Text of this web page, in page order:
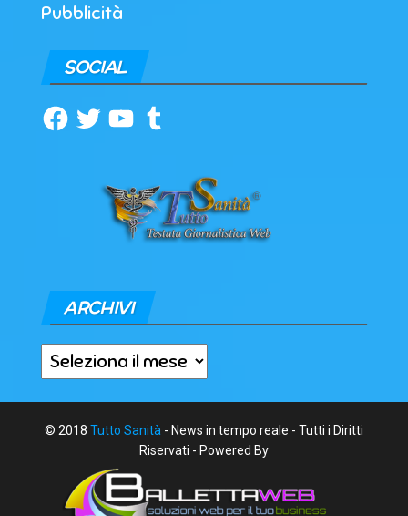
Pubblicità
SOCIAL
Facebook
TwitterYouTubeTumblr
ARCHIVI
Archivi
© 2018 Tutto Sanità - News in tempo reale - Tutti i Diritti
Riservati - Powered By